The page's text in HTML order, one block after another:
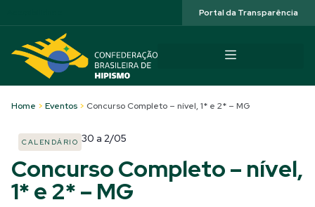
Portal da Transparência
Home > Eventos > Concurso Completo – nível, 1* e 2* – MG
CALENDÁRIO 30 a 2/05
Concurso Completo – nível,
1* e 2* – MG